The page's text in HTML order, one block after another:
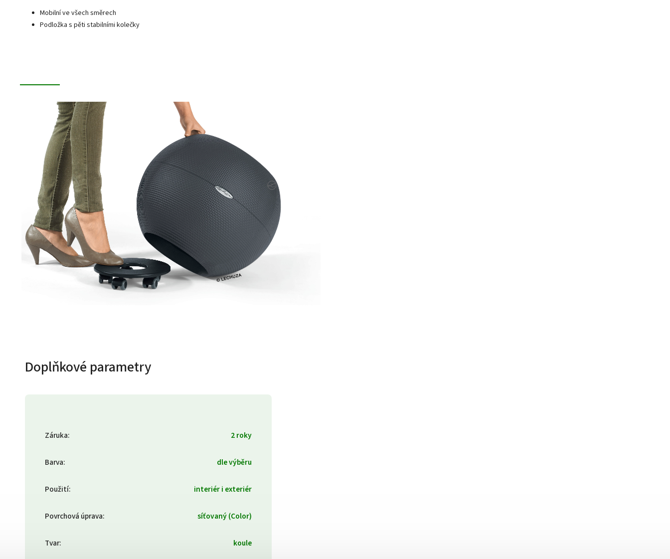
Mobilní ve všech směrech
Podložka s pěti stabilními kolečky
Doplňkové parametry
Záruka: 2 roky
Barva: dle výběru
Použití: interiér i exteriér
Povrchová úprava: síťovaný (Color)
Tvar: koule